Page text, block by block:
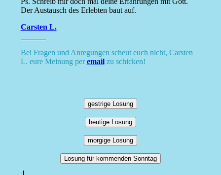
Der Austausch des Erlebten baut auf.
Carsten L.
Bei Fragen und Anregungen scheut euch nicht, Carsten
L. eure Meinung peremailzu schicken!
gestrige Losung
heutige Losung
morgige Losung
Losung für kommenden Sonntag